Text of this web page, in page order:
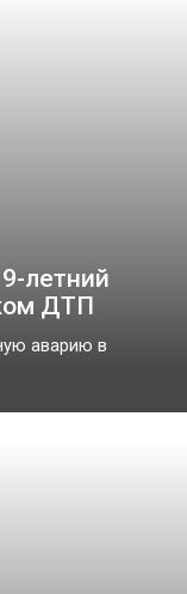
летний
ДТП
аварию в